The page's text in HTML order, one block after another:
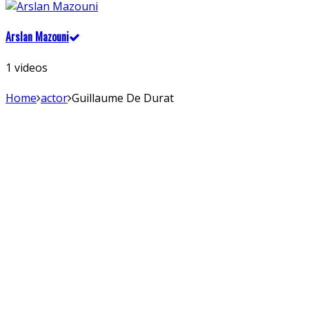
Arslan Mazouni
1 videos
Home actor Guillaume De Durat